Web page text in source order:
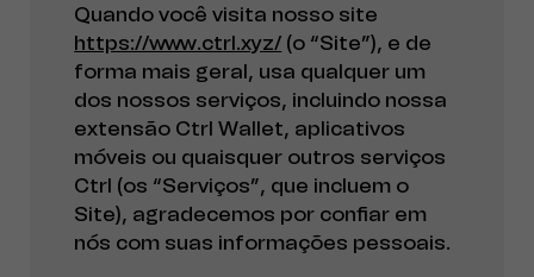
Quando você visita nosso site
https://www.ctrl.xyz/ (o “Site”), e de
forma mais geral, usa qualquer um
dos nossos serviços, incluindo nossa
extensão Ctrl Wallet, aplicativos
móveis ou quaisquer outros serviços
Ctrl (os “Serviços”, que incluem o
Site), agradecemos por confiar em
nós com suas informações pessoais.